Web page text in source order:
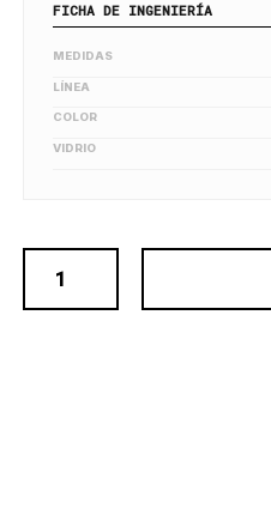
FICHA DE INGENIERÍA
MEDIDAS
LÍNEA
COLOR
VIDRIO